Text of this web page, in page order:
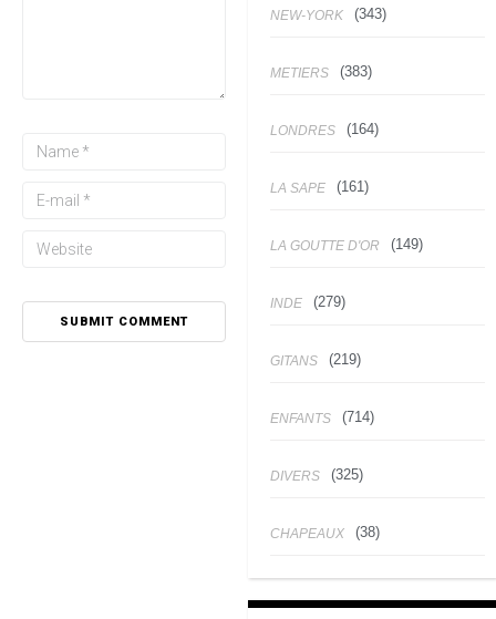
NEW-YORK (343)
METIERS (383)
LONDRES (164)
LA SAPE (161)
LA GOUTTE D'OR (149)
INDE (279)
GITANS (219)
ENFANTS (714)
DIVERS (325)
CHAPEAUX (38)